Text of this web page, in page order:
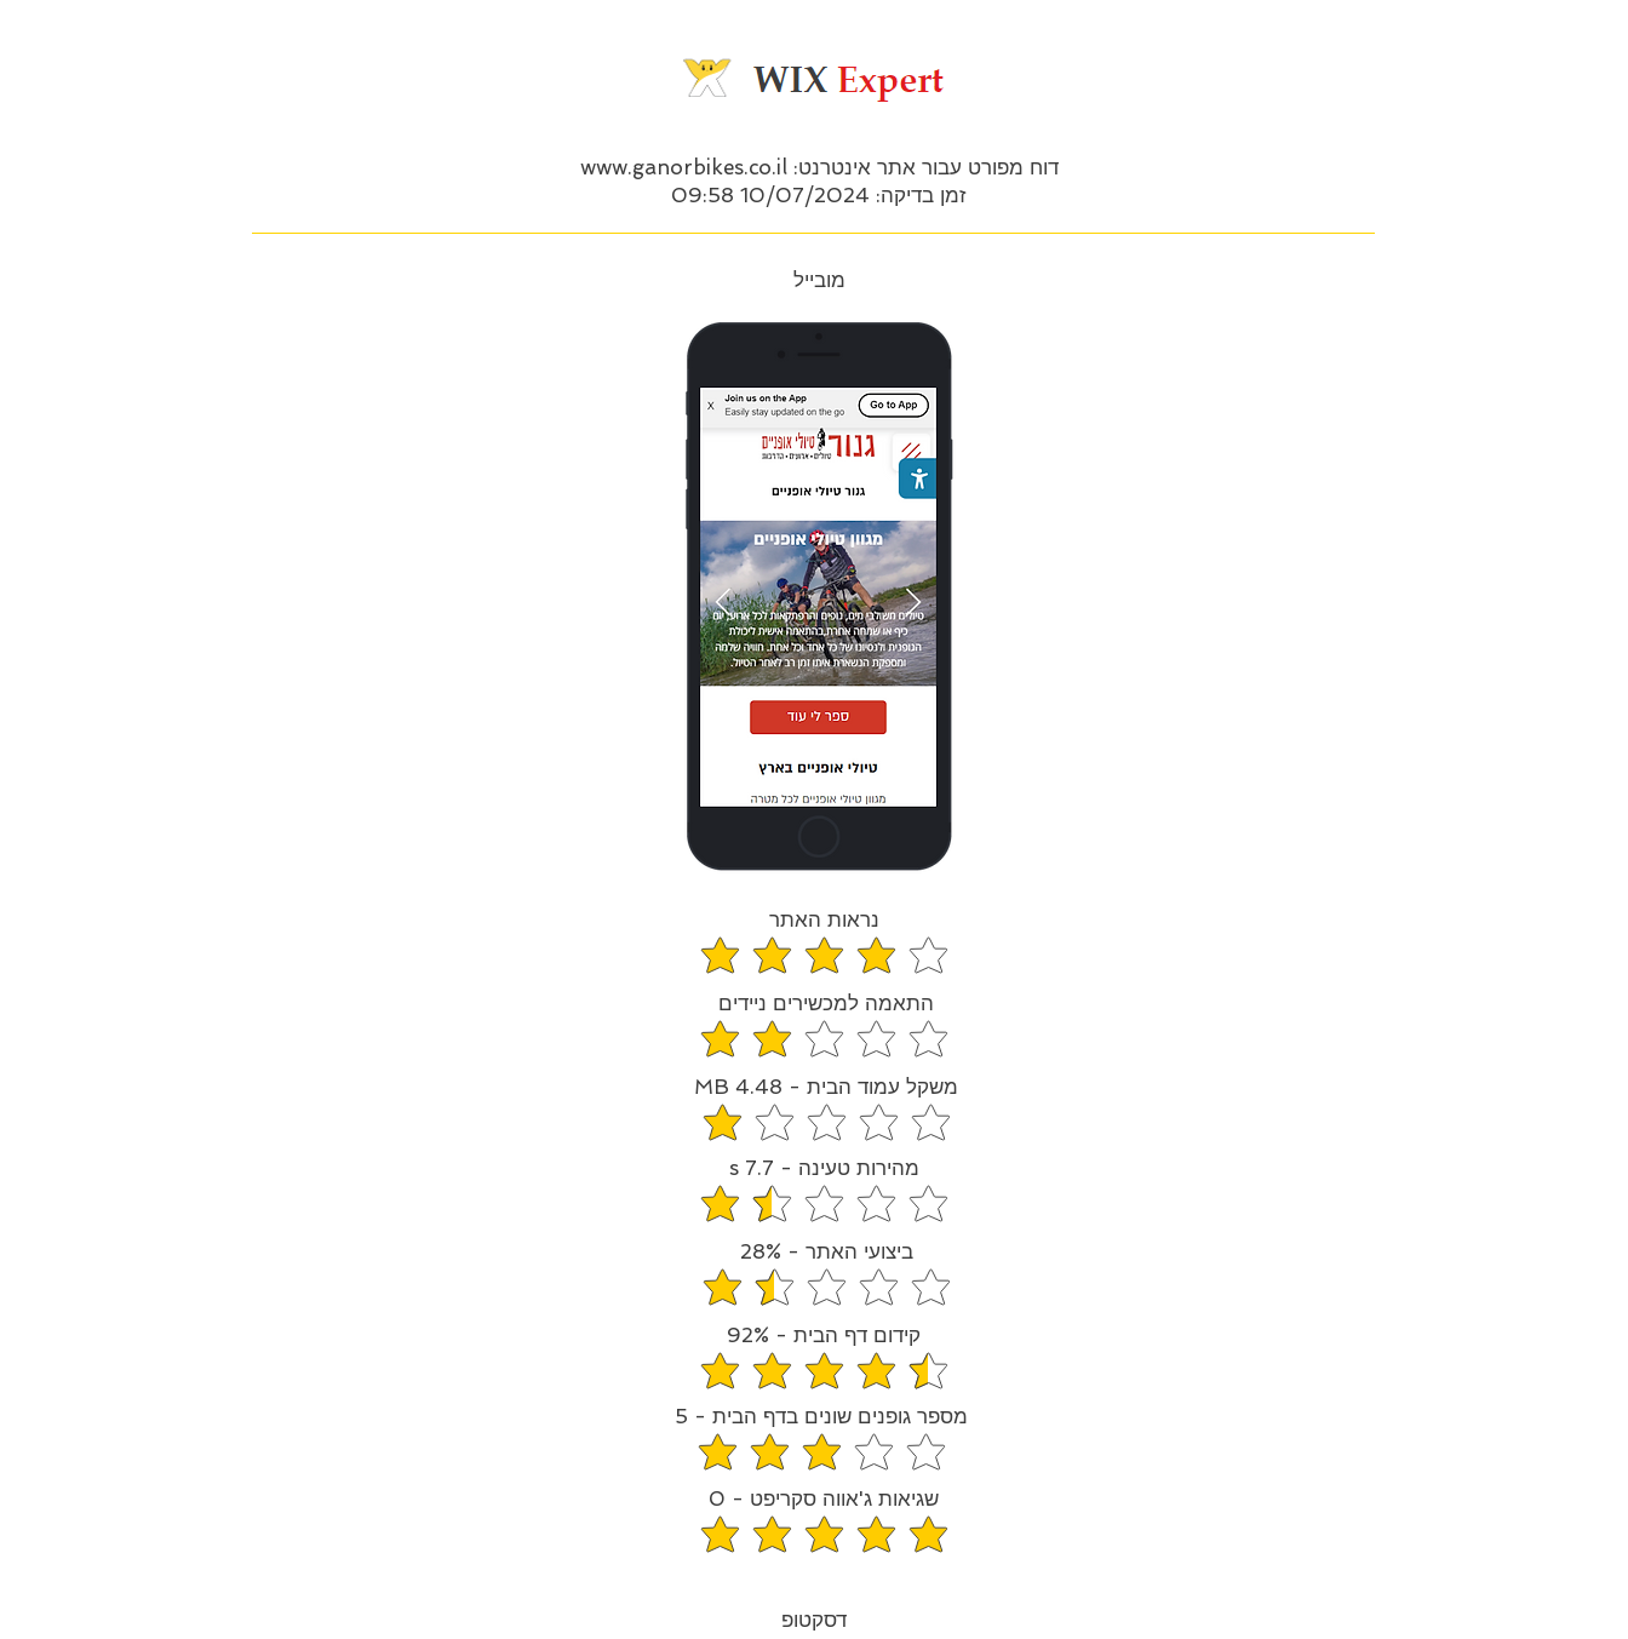
דוח מפורט עבור אתר אינטרנט:www.ganorbikes.co.il
זמן בדיקה: 10/07/2024 09:58
מובייל
נראות האתר
средний рейтинг 4.2 из 5
התאמה למכשירים ניידים
средний рейтинг 2 из 5
משקל עמוד הבית - 4.48 MB
средний рейтинг 1 из 5
מהירות טעינה - 7.7 s
средний рейтинг 1.3 из 5
ביצועי האתר - 28%
средний рейтинг 1.4 из 5
קידום דף הבית - 92%
средний рейтинг 4.6 из 5
מספר גופנים שונים בדף הבית - 5
средний рейтинг 3 из 5
שגיאות ג'אווה סקריפט - 0
средний рейтинг 5 из 5
דסקטופ